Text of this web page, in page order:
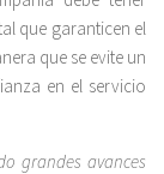
que garanticen el
que se evite un
en el servicio
grandes avances